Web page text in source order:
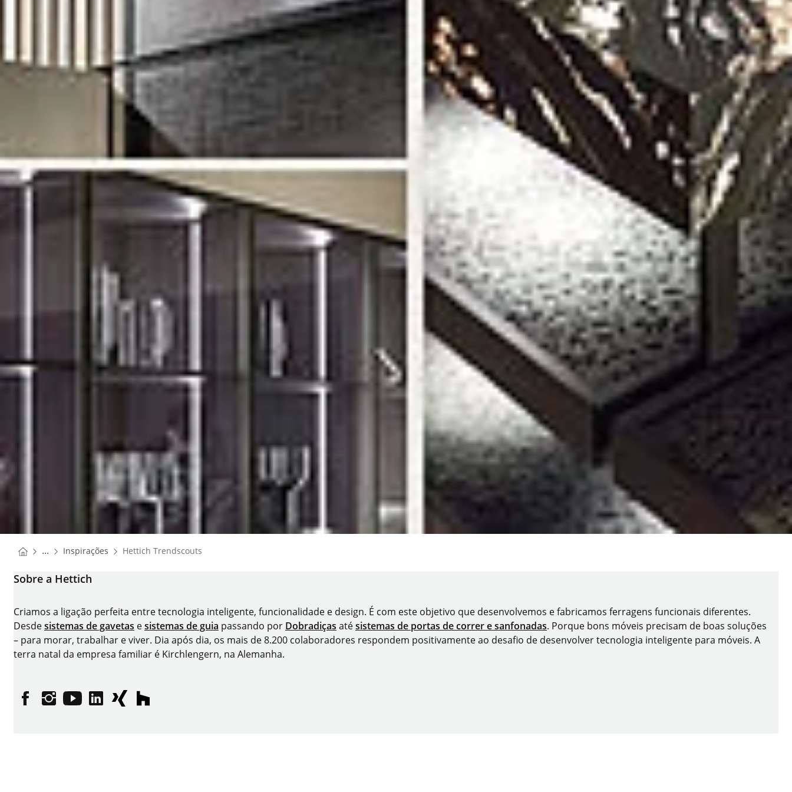
You are here:
Homepage
... Inspirações Homepage
Hettich Trendscouts
Sobre a Hettich
Criamos a ligação perfeita entre tecnologia inteligente, funcionalidade e design. É com este objetivo que desenvolvemos e fabricamos ferragens funcionais diferentes.
Desdesistemas de gavetas esistemas de guia passando por Dobradiças atésistemas de portas de correr e sanfonadas. Porque bons móveis precisam de boas soluções
– para morar, trabalhar e viver. Dia após dia, os mais de 8.200 colaboradores respondem positivamente ao desafio de desenvolver tecnologia inteligente para móveis. A
terra natal da empresa familiar é Kirchlengern, na Alemanha.
FacebookInstagram
YouTubelinkedinXINGhouzz